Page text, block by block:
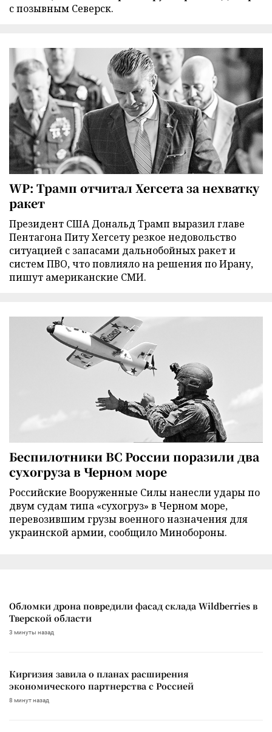
с позывным Северск.
WP: Трамп отчитал Хегсета за нехватку
ракет
Президент США Дональд Трамп выразил главе
Пентагона Питу Хегсету резкое недовольство
ситуацией с запасами дальнобойных ракет и
систем ПВО, что повлияло на решения по Ирану,
пишут американские СМИ.
Беспилотники ВС России поразили два
сухогруза в Черном море
Российские Вооруженные Силы нанесли удары по
двум судам типа «сухогруз» в Черном море,
перевозившим грузы военного назначения для
украинской армии, сообщило Минобороны.
Обломки дрона повредили фасад склада Wildberries в
Тверской области
3 минуты назад
Киргизия завила о планах расширения
экономического партнерства с Россией
8 минут назад